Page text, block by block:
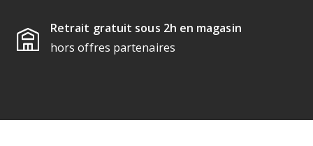
Retrait gratuit sous 2h en magasin
hors offres partenaires